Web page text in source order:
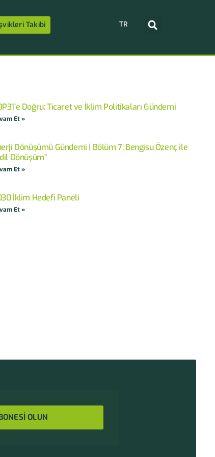
Takibi TR
Doğru: Ticaret ve İklim Politikaları Gündemi
Et »
Dönüşümü Gündemi | Bölüm 7: Bengisu Özenç ile
Dönüşüm”
Et »
İklim Hedefi Paneli
Et »
OLUN